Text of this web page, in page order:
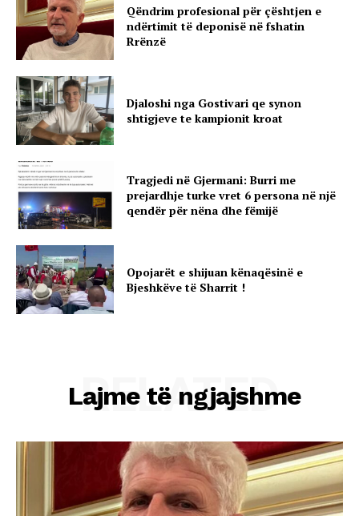
Qëndrim profesional për çështjen e
ndërtimit të deponisë në fshatin
Rrënzë
Djaloshi nga Gostivari qe synon
shtigjeve te kampionit kroat
Tragjedi në Gjermani: Burri me
prejardhje turke vret 6 persona në një
qendër për nëna dhe fëmijë
Opojarët e shijuan kënaqësinë e
Bjeshkëve të Sharrit !
Lajme të ngjajshme
RELATED